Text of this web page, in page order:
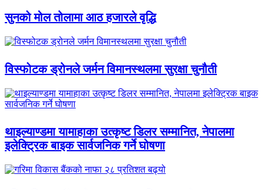
सुनको मोल तोलामा आठ हजारले वृद्धि
विस्फोटक ड्रोनले जर्मन विमानस्थलमा सुरक्षा चुनौती
थाइल्याण्डमा यामाहाका उत्कृष्ट डिलर सम्मानित, नेपालमा
इलेक्ट्रिक बाइक सार्वजनिक गर्ने घोषणा